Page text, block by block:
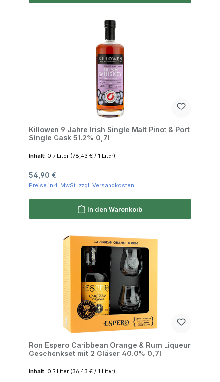
Killowen 9 Jahre Irish Single Malt Pinot & Port
Single Cask 51.2% 0,7l
Inhalt: 0.7 Liter (78,43 € / 1 Liter)
Regulärer Preis:
54,90 €
Preise inkl. MwSt. zzgl. Versandkosten
In den Warenkorb
Ron Espero Caribbean Orange & Rum Liqueur
Geschenkset mit 2 Gläser 40.0% 0,7l
Inhalt: 0.7 Liter (36,43 € / 1 Liter)